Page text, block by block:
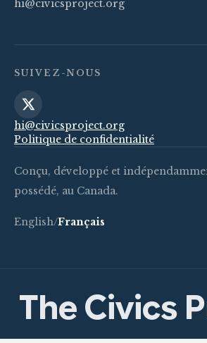
hi@civicsproject.org
SUIVEZ-NOUS
hi@civicsproject.org
Politique de confidentialité
Conçu, développé et
possédé, au Canada.
English/Français
The Civics